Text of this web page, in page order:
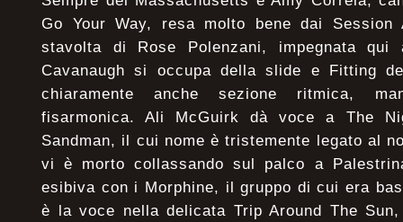
Go Your Way, resa molto bene dai Session
stavolta di Rose Polenzani, impegnata qui
Cavanaugh si occupa della slide e Fitting
chiaramente anche sezione ritmica,
fisarmonica. Ali McGuirk dà voce a The
Sandman, il cui nome è tristemente legato al
vi è morto collassando sul palco a
esibiva con i Morphine, il gruppo di cui era
è la voce nella delicata Trip Around The